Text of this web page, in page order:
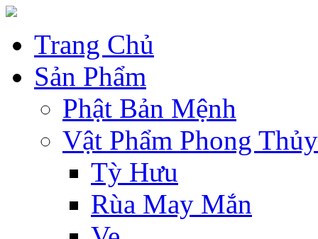
Trang Chủ
Sản Phẩm
Phật Bản Mệnh
Vật Phẩm Phong Thủy
Tỳ Hưu
Rùa May Mắn